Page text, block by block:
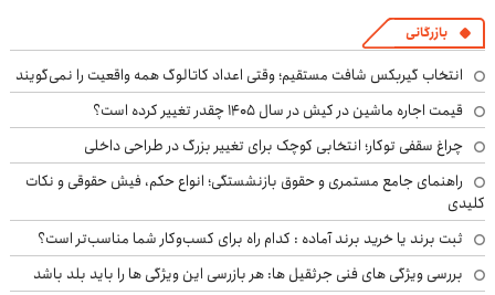
بازرگانی
انتخاب گیربکس شافت مستقیم؛ وقتی اعداد کاتالوگ همه واقعیت را نمی‌گویند
قیمت اجاره ماشین در کیش در سال ۱۴۰۵ چقدر تغییر کرده است؟
چراغ سقفی توکار؛ انتخابی کوچک برای تغییر بزرگ در طراحی داخلی
راهنمای جامع مستمری و حقوق بازنشستگی؛ انواع حکم، فیش حقوقی و نکات
کلیدی
ثبت برند یا خرید برند آماده : کدام راه برای کسب‌وکار شما مناسب‌تر است؟
بررسی ویژگی های فنی جرثقیل ها: هر بازرسی این ویژگی ها را باید بلد باشد